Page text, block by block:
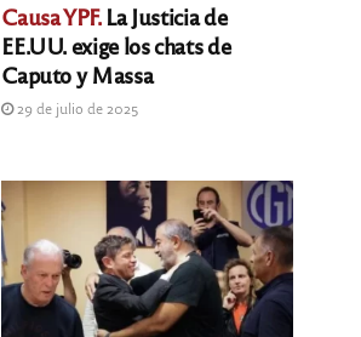
Causa YPF.La Justicia de
EE.UU. exige los chats de
Caputo y Massa
29 de julio de 2025